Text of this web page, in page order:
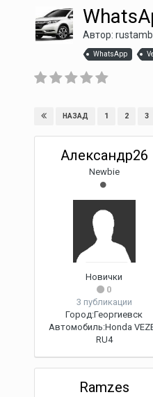
Автор:
WhatsApp
НАЗАД 1 2 3
Александр26
Newbie
Новички
0
3 публикации
Город:Георгиевск
Автомобиль:Honda
RU4
Ramzes